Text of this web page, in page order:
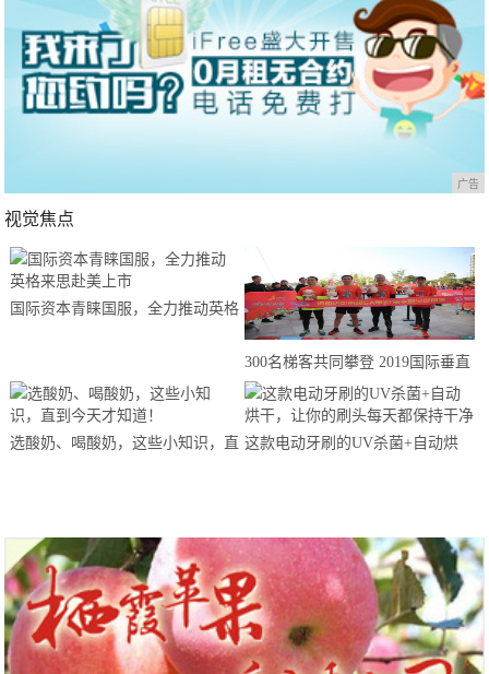
广告
视觉焦点
国际资本青睐国服，全力推动英格
300名梯客共同攀登 2019国际垂直
马拉松超级精英赛顺德海骏达中心
站欢乐开跑
选酸奶、喝酸奶，这些小知识，直 这款电动牙刷的UV杀菌+自动烘